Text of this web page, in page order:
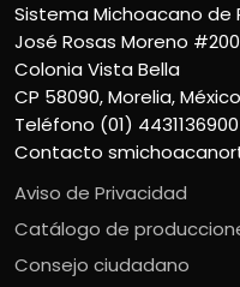
Sistema Michoacano de
José Rosas Moreno #200
Colonia Vista Bella
CP 58090, Morelia, México
Teléfono (01) 4431136900
Contacto
Aviso de Privacidad
Catálogo de
Consejo ciudadano